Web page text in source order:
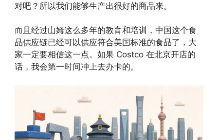
对吧？所以我们能够生产出很好的商品来。
而且经过山姆这么多年的教育和培训，中国这个食
品供应链已经可以供应符合美国标准的食品了，大
家一定要相信这一点。如果 Costco 在北京开店的
话，我会第一时间冲上去办卡的。